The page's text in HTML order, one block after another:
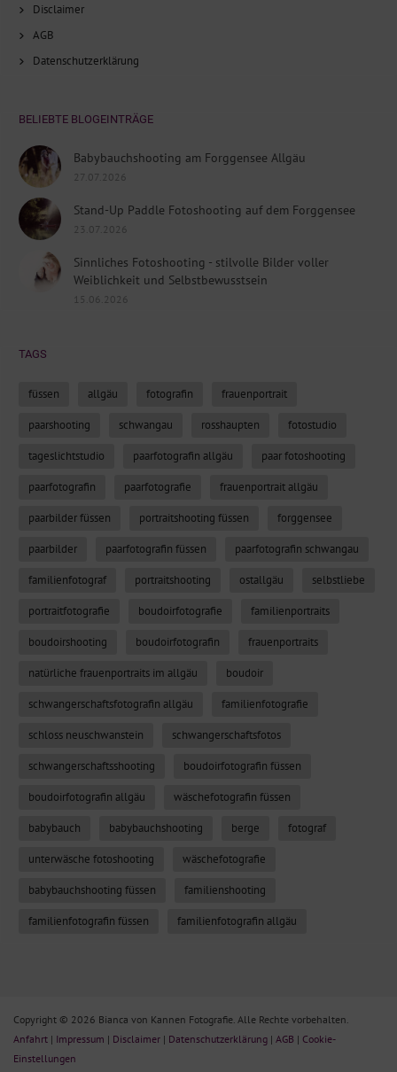
Disclaimer
AGB
Datenschutzerklärung
BELIEBTE BLOGEINTRÄGE
Babybauchshooting am Forggensee Allgäu
27.07.2026
Stand-Up Paddle Fotoshooting auf dem Forggensee
23.07.2026
Sinnliches Fotoshooting - stilvolle Bilder voller
Weiblichkeit und Selbstbewusstsein
15.06.2026
TAGS
füssen allgäu fotografin frauenportrait
paarshooting schwangau rosshaupten fotostudio
tageslichtstudio paarfotografin allgäu paar fotoshooting
paarfotografin paarfotografie frauenportrait allgäu
paarbilder füssen portraitshooting füssen forggensee
paarbilder paarfotografin füssen paarfotografin schwangau
familienfotograf portraitshooting ostallgäu selbstliebe
portraitfotografie boudoirfotografie familienportraits
boudoirshooting boudoirfotografin frauenportraits
natürliche frauenportraits im allgäu boudoir
schwangerschaftsfotografin allgäu familienfotografie
schloss neuschwanstein schwangerschaftsfotos
schwangerschaftsshooting boudoirfotografin füssen
boudoirfotografin allgäu wäschefotografin füssen
babybauch babybauchshooting berge fotograf
unterwäsche fotoshooting wäschefotografie
babybauchshooting füssen familienshooting
familienfotografin füssen familienfotografin allgäu
Copyright © 2026 Bianca von Kannen Fotografie. Alle Rechte vorbehalten.
Anfahrt | Impressum | Disclaimer | Datenschutzerklärung | AGB | Cookie-
Einstellungen